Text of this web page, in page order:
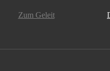
Zum Geleit